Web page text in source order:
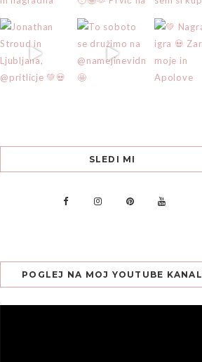
SLEDI MI
POGLEJ NA MOJ YOUTUBE KANAL